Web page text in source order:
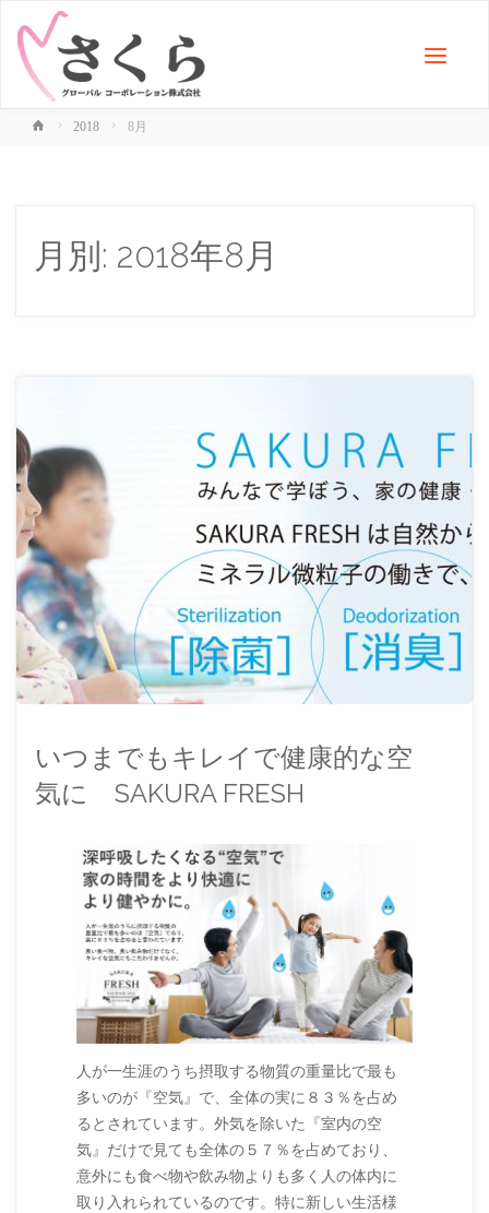
2018 8月
月別: 2018年8月
いつまでもキレイで健康的な空
気に SAKURA FRESH
人が一生涯のうち摂取する物質の重量比で最も
多いのが『空気』で、全体の実に８３％を占め
るとされています。外気を除いた『室内の空
気』だけで見ても全体の５７％を占めており、
意外にも食べ物や飲み物よりも多く人の体内に
取り入れられているのです。特に新しい生活様